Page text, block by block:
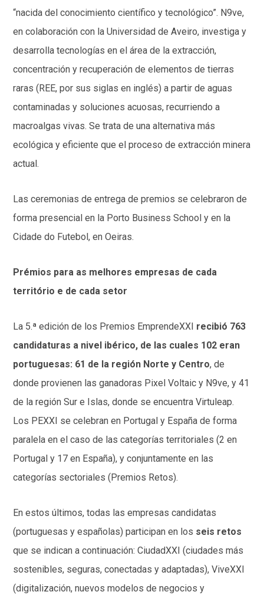
“nacida del conocimiento científico y tecnológico”. N9ve,
en colaboración con la Universidad de Aveiro, investiga y
desarrolla tecnologías en el área de la extracción,
concentración y recuperación de elementos de tierras
raras (REE, por sus siglas en inglés) a partir de aguas
contaminadas y soluciones acuosas, recurriendo a
macroalgas vivas. Se trata de una alternativa más
ecológica y eficiente que el proceso de extracción minera
actual.
Las ceremonias de entrega de premios se celebraron de
forma presencial en la Porto Business School y en la
Cidade do Futebol, en Oeiras.
Prémios para as melhores empresas de cada
território e de cada setor
La 5.ª edición de los Premios EmprendeXXI recibió 763
candidaturas a nivel ibérico, de las cuales 102 eran
portuguesas: 61 de la región Norte y Centro, de
donde provienen las ganadoras Pixel Voltaic y N9ve, y 41
de la región Sur e Islas, donde se encuentra Virtuleap.
Los PEXXI se celebran en Portugal y España de forma
paralela en el caso de las categorías territoriales (2 en
Portugal y 17 en España), y conjuntamente en las
categorías sectoriales (Premios Retos).
En estos últimos, todas las empresas candidatas
(portuguesas y españolas) participan en los seis retos
que se indican a continuación: CiudadXXI (ciudades más
sostenibles, seguras, conectadas y adaptadas), ViveXXI
(digitalización, nuevos modelos de negocios y